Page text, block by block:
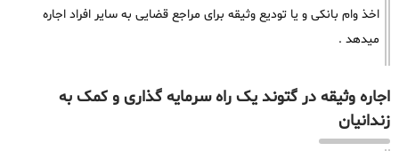
اخذ وام بانکی و یا تودیع وثیقه برای مراجع قضایی به سایر افراد اجاره
میدهد .
اجاره وثیقه در گتوند یک راه سرمایه گذاری و کمک به
زندانیان